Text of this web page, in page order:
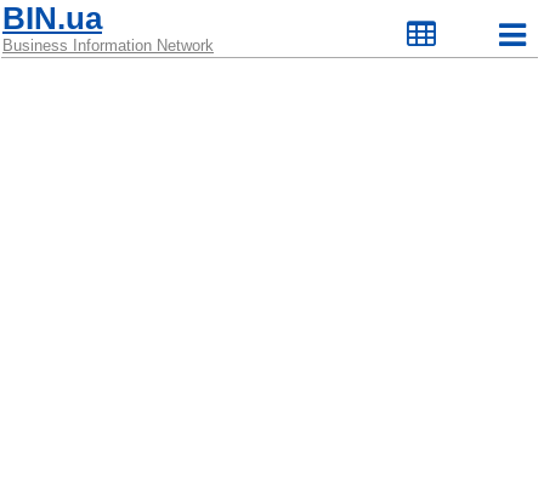
BIN.ua
Business Information Network